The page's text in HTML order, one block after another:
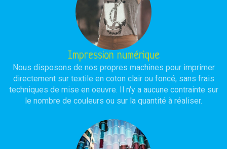
Impression numérique
Nous disposons de nos propres machines pour imprimer
directement sur textile en coton clair ou foncé, sans frais
techniques de mise en oeuvre. Il n'y a aucune contrainte sur
le nombre de couleurs ou sur la quantité à réaliser.